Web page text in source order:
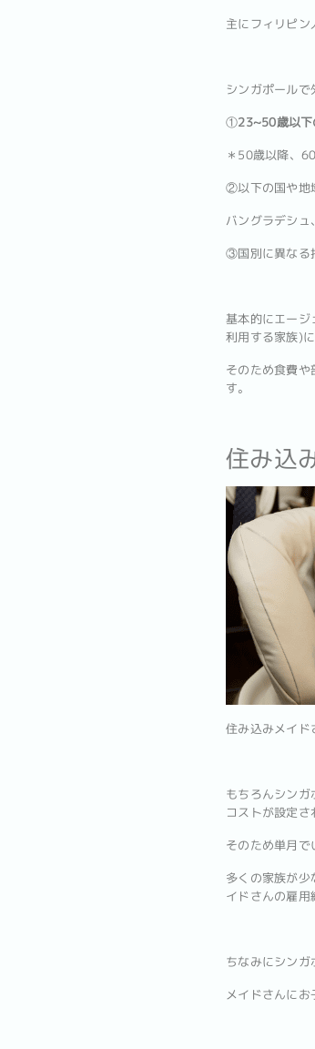
主にフィリピ
シンガポール
①23~50歳以下
＊50歳以降、
②以下の国や地
バングラデシ
③国別に異なる
基本的にエー
利用する家族)に
そのため食費
す。
住み込
住み込みメイ
もちろんシン
コストが設定さ
そのため単月
多くの家族が
イドさんの雇用
ちなみにシン
メイドさんに